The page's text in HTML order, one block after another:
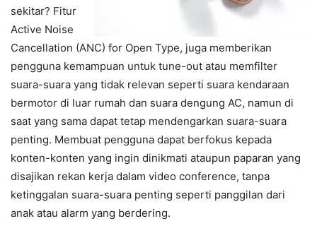
sekitar? Fitur
Active Noise
Cancellation (ANC) for Open Type, juga memberikan
pengguna kemampuan untuk tune-out atau memfilter
suara-suara yang tidak relevan seperti suara kendaraan
bermotor di luar rumah dan suara dengung AC, namun di
saat yang sama dapat tetap mendengarkan suara-suara
penting. Membuat pengguna dapat berfokus kepada
konten-konten yang ingin dinikmati ataupun paparan yang
disajikan rekan kerja dalam video conference, tanpa
ketinggalan suara-suara penting seperti panggilan dari
anak atau alarm yang berdering.